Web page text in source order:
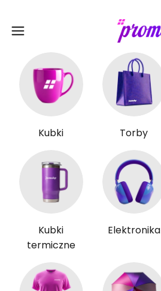
Kubki Torby
Kubki
termiczne
Elektronika